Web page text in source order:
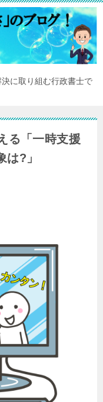
に取り組む行政書士で
る「一時支援
?」